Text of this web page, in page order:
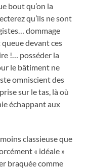
bout qu’on la
qu’ils ne sont
dommage
devant ces
!… posséder la
le bâtiment ne
omniscient des
sur le tas, là où
échappant aux
classieuse que
« idéale »
braquée comme